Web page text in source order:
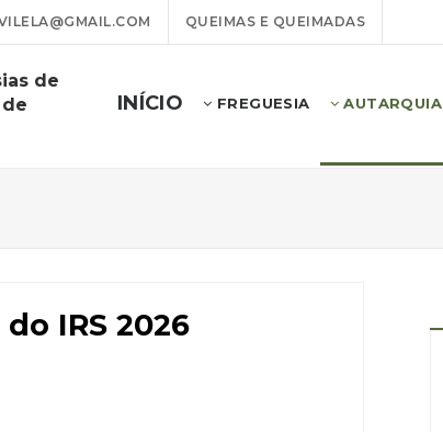
QUEIMAS E QUEIMADAS
de
INÍCIO FREGUESIA AUTARQUIA
IRS 2026